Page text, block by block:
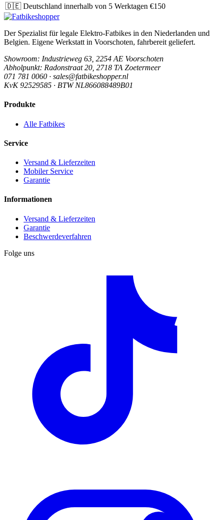
🇩🇪 Deutschland innerhalb von 5 Werktagen €150
Der Spezialist für legale Elektro-Fatbikes in den Niederlanden und
Belgien. Eigene Werkstatt in Voorschoten, fahrbereit geliefert.
Showroom: Industrieweg 63, 2254 AE Voorschoten
Abholpunkt: Radonstraat 20, 2718 TA Zoetermeer
071 781 0060 · sales@fatbikeshopper.nl
KvK 92529585 · BTW NL866088489B01
Produkte
Alle Fatbikes
Service
Versand & Lieferzeiten
Mobiler Service
Garantie
Informationen
Versand & Lieferzeiten
Garantie
Beschwerdeverfahren
Folge uns